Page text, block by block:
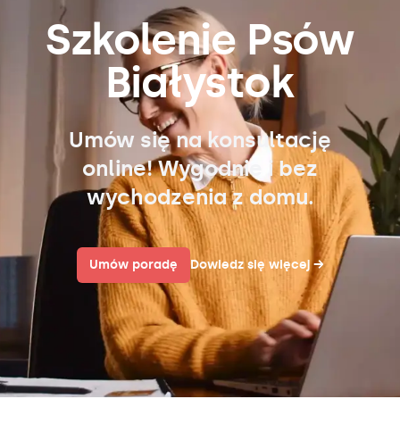
Szkolenie Psów
Białystok
Umów się na konsultację
online! Wygodnie i bez
wychodzenia z domu.
Umów poradę Dowiedz się więcej→